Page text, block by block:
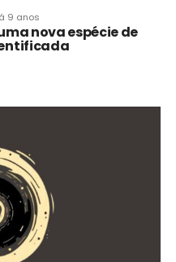
9 anos
nova espécie de